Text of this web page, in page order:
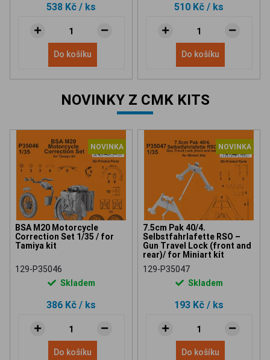
538 Kč / ks
Do košíku
510 Kč / ks
Do košíku
NOVINKY Z CMK KITS
NOVINKA
BSA M20 Motorcycle
Correction Set 1/35 / for
Tamiya kit
129-P35046
Skladem
386 Kč / ks
Do košíku
NOVINKA
7.5cm Pak 40/4.
Selbstfahrlafette RSO –
Gun Travel Lock (front and
rear)/ for Miniart kit
129-P35047
Skladem
193 Kč / ks
Do košíku